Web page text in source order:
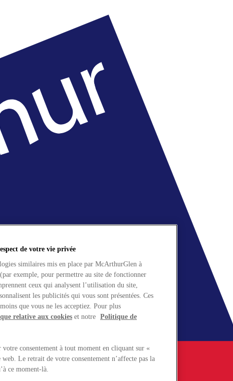
de votre vie privée
similaires mis en place par McArthurGlen à
exemple, pour permettre au site de fonctionner
ceux qui analysent l’utilisation du site,
les publicités qui vous sont présentées. Ces
que vous ne les acceptiez. Pour plus
relative aux cookies et notre Politique de
consentement à tout moment en cliquant sur «
Le retrait de votre consentement n’affecte pas la
ce moment-là.